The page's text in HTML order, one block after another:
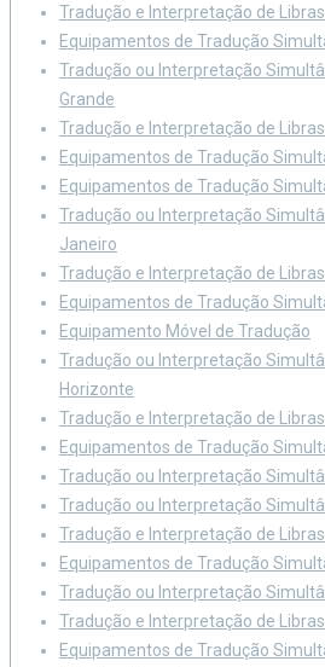
Tradução e Interpretação de
Equipamentos de Tradução
Tradução ou Interpretação
Grande
Tradução e Interpretação de
Equipamentos de Tradução
Equipamentos de Tradução
Tradução ou Interpretação
Janeiro
Tradução e Interpretação de
Equipamentos de Tradução
Equipamento Móvel de Tradução
Tradução ou Interpretação
Horizonte
Tradução e Interpretação de
Equipamentos de Tradução
Tradução ou Interpretação
Tradução ou Interpretação
Tradução e Interpretação de
Equipamentos de Tradução
Tradução ou Interpretação
Tradução e Interpretação de
Equipamentos de Tradução